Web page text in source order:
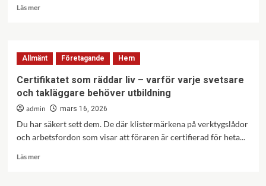
Läs merLäs
administrativa
taket
varför
så
många
fastnar
på
Allmänt Företagande Hem
Certifikatet som räddar liv – varför varje svetsare
och takläggare behöver utbildning
admin mars 16, 2026
Du har säkert sett dem. De där klistermärkena på verktygslådor
och arbetsfordon som visar att föraren är certifierad för heta...
Läs merLäs